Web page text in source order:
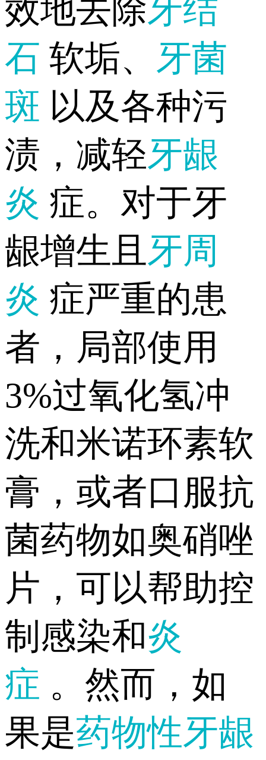
效地去除牙结
石 软垢、 牙菌
斑 以及各种污
渍，减轻牙龈
炎 症。对于牙
龈增生且 牙周
炎 症严重的患
者，局部使用
3%过氧化氢冲
洗和米诺环素软
膏，或者口服抗
菌药物如奥硝唑
片，可以帮助控
制感染和炎
症 。然而，如
果是药物性牙龈